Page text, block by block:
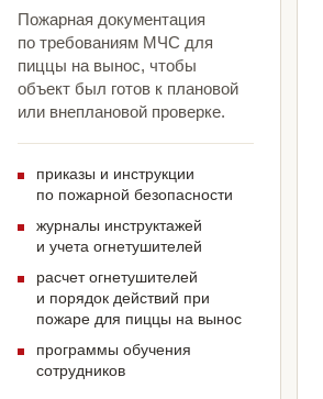
Пожарная документация
по требованиям МЧС для
пиццы на вынос, чтобы
объект был готов к плановой
или внеплановой проверке.
приказы и инструкции
по пожарной безопасности
журналы инструктажей
и учета огнетушителей
расчет огнетушителей
и порядок действий при
пожаре для пиццы на вынос
программы обучения
сотрудников